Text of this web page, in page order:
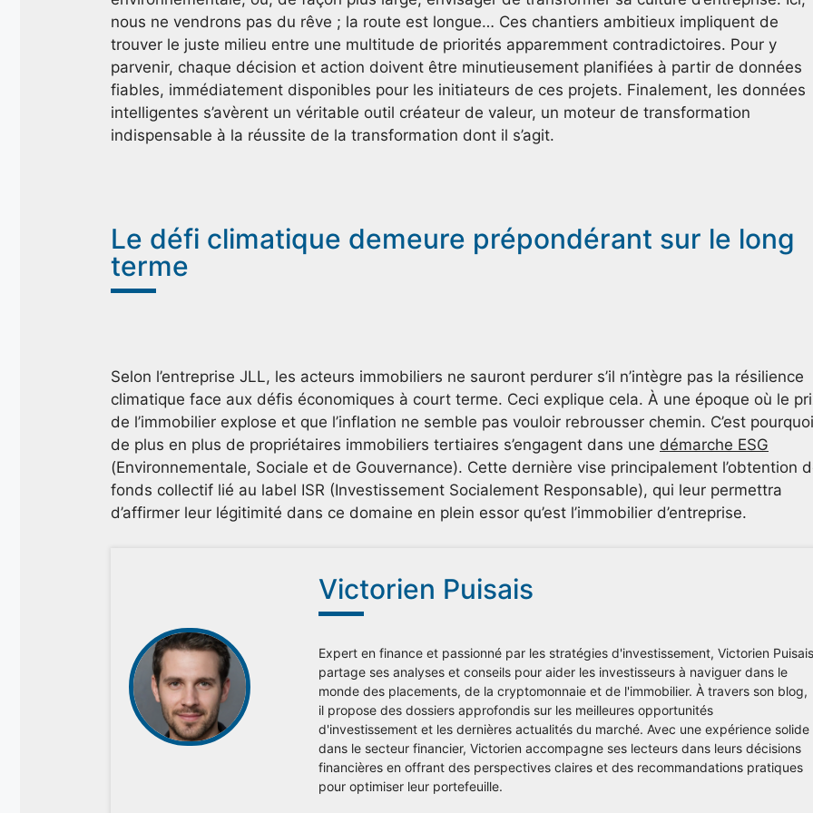
nous ne vendrons pas du rêve ; la route est longue… Ces chantiers ambitieux impliquent de
trouver le juste milieu entre une multitude de priorités apparemment contradictoires. Pour y
parvenir, chaque décision et action doivent être minutieusement planifiées à partir de données
fiables, immédiatement disponibles pour les initiateurs de ces projets. Finalement, les données
intelligentes s’avèrent un véritable outil créateur de valeur, un moteur de transformation
indispensable à la réussite de la transformation dont il s’agit.
Le défi climatique demeure prépondérant sur le long
terme
Selon l’entreprise JLL, les acteurs immobiliers ne sauront perdurer s’il n’intègre pas la résilience
climatique face aux défis économiques à court terme. Ceci explique cela. À une époque où le
de l’immobilier explose et que l’inflation ne semble pas vouloir rebrousser chemin. C’est pourquoi
de plus en plus de propriétaires immobiliers tertiaires s’engagent dans une démarche ESG
(Environnementale, Sociale et de Gouvernance). Cette dernière vise principalement l’obtention
fonds collectif lié au label ISR (Investissement Socialement Responsable), qui leur permettra
d’affirmer leur légitimité dans ce domaine en plein essor qu’est l’immobilier d’entreprise.
Victorien Puisais
Expert en finance et passionné par les stratégies d'investissement, Victorien Puisais
partage ses analyses et conseils pour aider les investisseurs à naviguer dans le
monde des placements, de la cryptomonnaie et de l'immobilier. À travers son blog,
il propose des dossiers approfondis sur les meilleures opportunités
d'investissement et les dernières actualités du marché. Avec une expérience solide
dans le secteur financier, Victorien accompagne ses lecteurs dans leurs décisions
financières en offrant des perspectives claires et des recommandations pratiques
pour optimiser leur portefeuille.